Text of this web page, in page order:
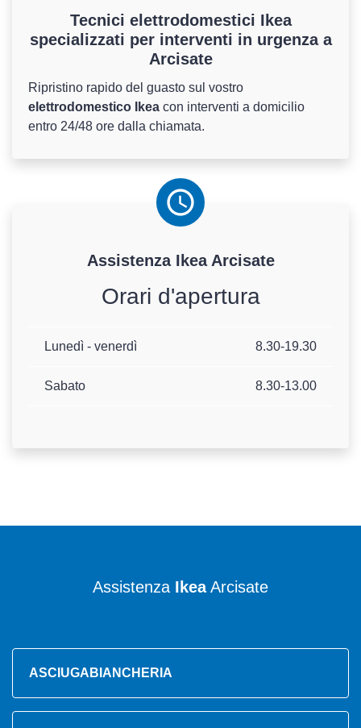
Tecnici elettrodomestici Ikea
specializzati per interventi in urgenza a
Arcisate
Ripristino rapido del guasto sul vostro
elettrodomestico Ikea con interventi a domicilio
entro 24/48 ore dalla chiamata.
Assistenza IkeaArcisate
Orari d'apertura
Lunedì - venerdì 8.30-19.30
Sabato 8.30-13.00
Assistenza IkeaArcisate
ASCIUGABIANCHERIA